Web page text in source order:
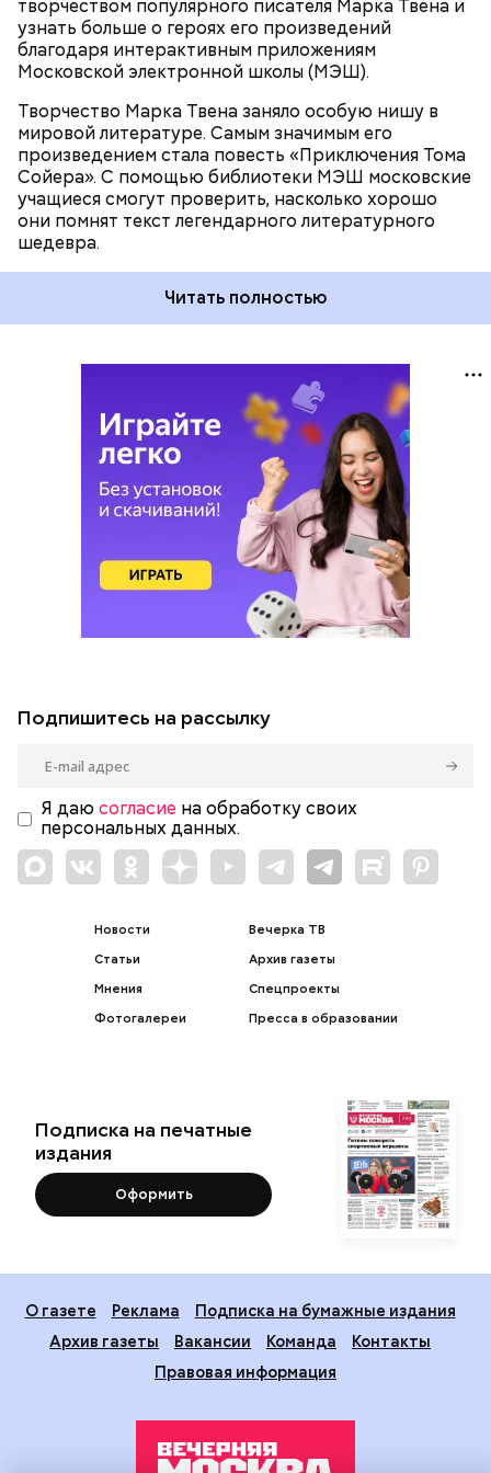
творчеством популярного писателя Марка Твена и
узнать больше о героях его произведений
благодаря интерактивным приложениям
Московской электронной школы (МЭШ).
Творчество Марка Твена заняло особую нишу в
мировой литературе. Самым значимым его
произведением стала повесть «Приключения Тома
Сойера». С помощью библиотеки МЭШ московские
учащиеся смогут проверить, насколько хорошо
они помнят текст легендарного литературного
шедевра.
Читать полностью
Подпишитесь на рассылку
Я даю согласие на обработку своих
персональных данных.
Новости
Статьи
Мнения
Фотогалереи
Вечерка ТВ
Архив газеты
Спецпроекты
Пресса в образовании
Подписка на печатные
издания
Оформить
О газете Реклама
Подписка на бумажные издания
Архив газеты
Вакансии Команда
Контакты
Правовая информация